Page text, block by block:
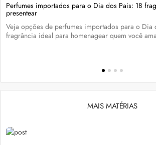
Perfumes importados para o Dia dos Pais: 18
presentear
Veja opções de perfumes importados para o Dia
fragrância ideal para homenagear quem você
MAIS MATÉRIAS